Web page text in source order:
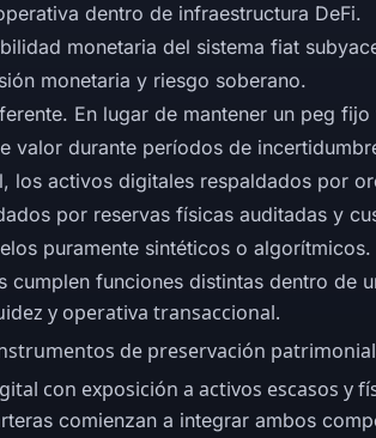
dentro de infraestructura DeFi.
monetaria del sistema fiat
monetaria y riesgo soberano.
En lugar de mantener un peg
durante períodos de
los activos digitales respaldados por
por reservas físicas auditadas y
puramente sintéticos o algorítmicos.
funciones distintas dentro de
y operativa transaccional.
de preservación
con exposición a activos escasos y
comienzan a integrar ambos